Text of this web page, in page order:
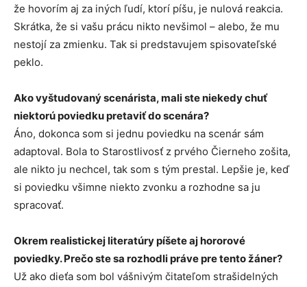
že hovorím aj za iných ľudí, ktorí píšu, je nulová reakcia.
Skrátka, že si vašu prácu nikto nevšimol – alebo, že mu
nestojí za zmienku. Tak si predstavujem spisovateľské
peklo.
Ako vyštudovaný scenárista, mali ste niekedy chuť
niektorú poviedku pretaviť do scenára?
Áno, dokonca som si jednu poviedku na scenár sám
adaptoval. Bola to Starostlivosť z prvého Čierneho zošita,
ale nikto ju nechcel, tak som s tým prestal. Lepšie je, keď
si poviedku všimne niekto zvonku a rozhodne sa ju
spracovať.
Okrem realistickej literatúry píšete aj hororové
poviedky. Prečo ste sa rozhodli práve pre tento žáner?
Už ako dieťa som bol vášnivým čitateľom strašidelných